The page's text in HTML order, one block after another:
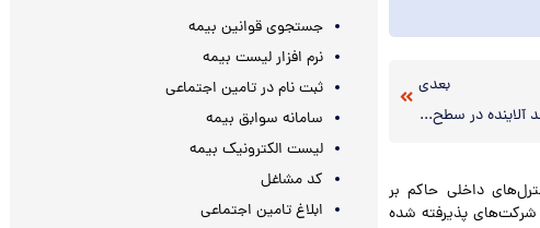
بعدی
دریافت مالیات سبز از ۳ هزار واحد آلاینده در سطح کشور
داخلی حاکم بر
شرکت‌های پذیرفته شده
جستجوی قوانین بیمه
نرم افزار لیست بیمه
ثبت نام در تامین اجتماعی
سامانه سوابق بیمه
لیست الکترونیک بیمه
کد مشاغل
ابلاغ تامین اجتماعی